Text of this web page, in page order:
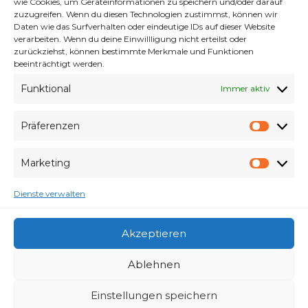
zuzugreifen. Wenn du diesen Technologien zustimmst, können wir
Daten wie das Surfverhalten oder eindeutige IDs auf dieser Website
verarbeiten. Wenn du deine Einwillligung nicht erteilst oder
zurückziehst, können bestimmte Merkmale und Funktionen
beeinträchtigt werden.
Funktional Immer aktiv
Präferenzen
Marketing
Dienste verwalten
Akzeptieren
Ablehnen
Einstellungen speichern
gestalten. Die ganz Kleinen durften gemeinsam
mit unserer Osterhäsin eine 400-Meter-Runde
absolvieren.Bei strahlendem Sonnenschein
wurde …
Weiterlesen
Ergebnisse
Impressum / Datenschutzerklärung /